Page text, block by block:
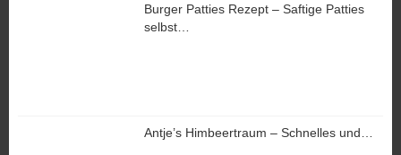
Burger Patties Rezept – Saftige Patties
selbst…
Antje’s Himbeertraum – Schnelles und…